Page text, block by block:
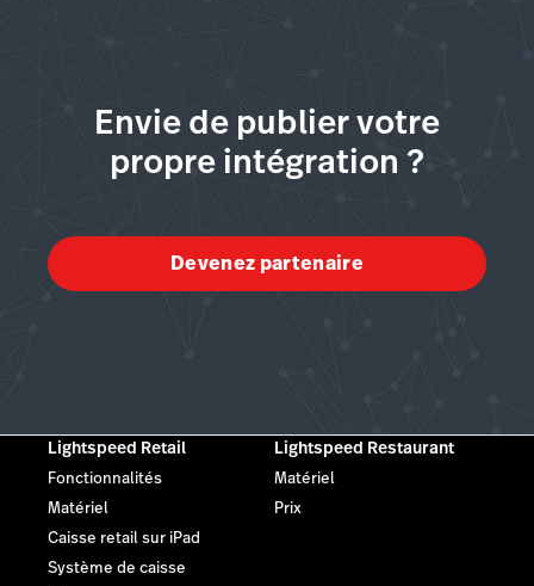
Envie de publier votre
propre intégration ?
Devenez partenaire
Lightspeed Retail
Fonctionnalités
Matériel
Caisse retail sur iPad
Système de caisse
Lightspeed Restaurant
Matériel
Prix